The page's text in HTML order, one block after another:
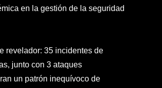
en la gestión de la seguridad
revelador: 35 incidentes de
junto con 3 ataques
un patrón inequívoco de